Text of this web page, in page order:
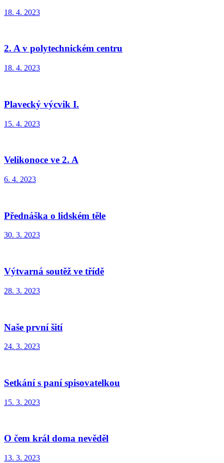
18. 4. 2023
2. A v polytechnickém centru
18. 4. 2023
Plavecký výcvik I.
15. 4. 2023
Velikonoce ve 2. A
6. 4. 2023
Přednáška o lidském těle
30. 3. 2023
Výtvarná soutěž ve třídě
28. 3. 2023
Naše první šití
24. 3. 2023
Setkání s paní spisovatelkou
15. 3. 2023
O čem král doma nevěděl
13. 3. 2023